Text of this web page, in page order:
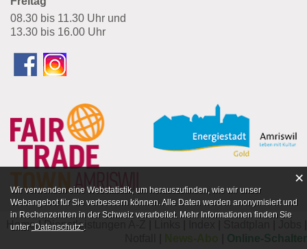
08.30 bis 11.30 Uhr und
13.30 bis 16.00 Uhr
Home Dienstleistungen A-Z
News-Abo Online-Schalter
Webstatistik
Wir verwenden eine Webstatistik, um herauszufinden, wie wir unser
Webangebot für Sie verbessern können. Alle Daten werden anonymisiert und
in Rechenzentren in der Schweiz verarbeitet. Mehr Informationen finden Sie
unter“Datenschutz“.
×